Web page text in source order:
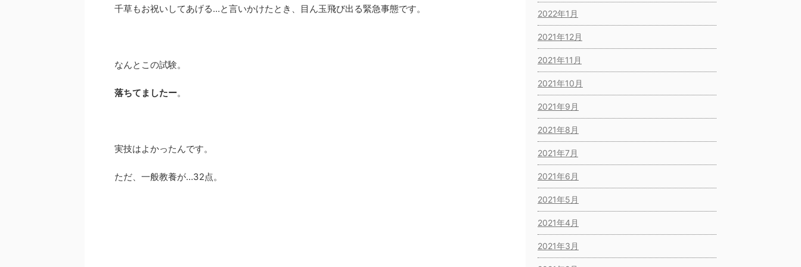
千草もお祝いしてあげる…と言いかけたとき、目ん玉飛び出る緊急事態です。
なんとこの試験。
落ちてましたー。
実技はよかったんです。
ただ、一般教養が…32点。
2022年1月
2021年12月
2021年11月
2021年10月
2021年9月
2021年8月
2021年7月
2021年6月
2021年5月
2021年4月
2021年3月